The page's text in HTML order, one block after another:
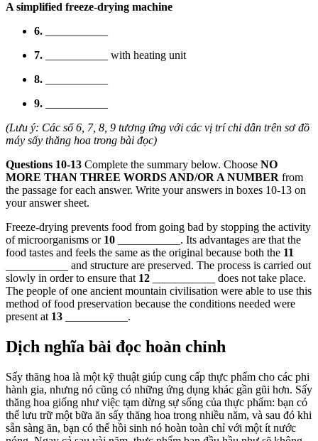
A simplified freeze-drying machine
6.
7. ___________ with heating unit
8.
9.
(Lưu ý: Các số 6, 7, 8, 9 tương ứng với các vị trí chỉ dẫn trên sơ đồ
máy sấy thăng hoa trong bài đọc)
Questions 10-13 Complete the summary below. Choose NO
MORE THAN THREE WORDS AND/OR A NUMBER from
the passage for each answer. Write your answers in boxes 10-13 on
your answer sheet.
Freeze-drying prevents food from going bad by stopping the activity
of microorganisms or 10 ___________. Its advantages are that the
food tastes and feels the same as the original because both the 11
___________ and structure are preserved. The process is carried out
slowly in order to ensure that 12 ___________ does not take place.
The people of one ancient mountain civilisation were able to use this
method of food preservation because the conditions needed were
present at 13 ___________.
Dịch nghĩa bài đọc hoàn chỉnh
Sấy thăng hoa là một kỹ thuật giúp cung cấp thực phẩm cho các phi
hành gia, nhưng nó cũng có những ứng dụng khác gần gũi hơn. Sấy
thăng hoa giống như việc tạm dừng sự sống của thực phẩm: bạn có
thể lưu trữ một bữa ăn sấy thăng hoa trong nhiều năm, và sau đó khi
sẵn sàng ăn, bạn có thể hồi sinh nó hoàn toàn chỉ với một ít nước